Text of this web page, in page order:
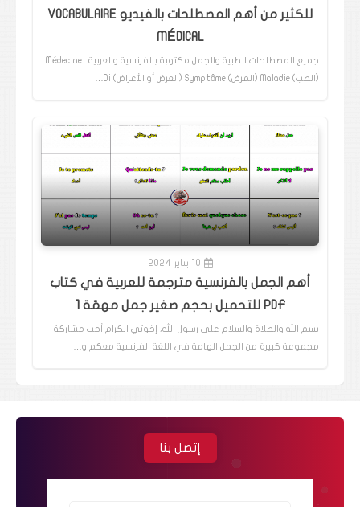
للكثير من أهم المصطلحات بالفيديو VOCABULAIRE
MÉDICAL
جميع المصطلحات الطبية والجمل مكتوبة بالفرنسية والعربية : Médecine
(الطب) Maladie (المرض) Symptôme (العرض أو الأعراض) Di…
10 يناير 2024
أهم الجمل بالفرنسية مترجمة للعربية في كتاب
PDF للتحميل بحجم صغير جمل مهمّة 1
بسم الله والصلاة والسلام على رسول الله، إخوتي الكرام أحب مشاركة
مجموعة كبيرة من الجمل الهامة في اللغة الفرنسية معكم و…
إتصل بنا